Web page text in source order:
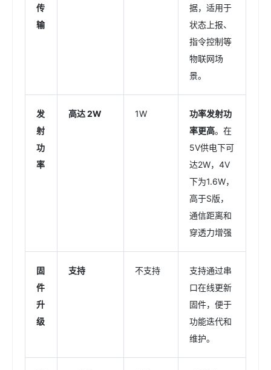
传
输
据，适用于
状态上报、
指令控制等
物联网场
景。
发
射
功
率
高达 2W 1W
功率发射功
率更高。在
5V供电下可
达2W，4V
下为1.6W，
高于S版，
通信距离和
穿透力增强
固
件
升
级
支持 不支持
支持通过串
口在线更新
固件，便于
功能迭代和
维护。